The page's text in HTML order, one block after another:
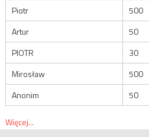
Piotr
500
Artur
50
PIOTR
30
Mirosław
500
Anonim
50
Więcej...